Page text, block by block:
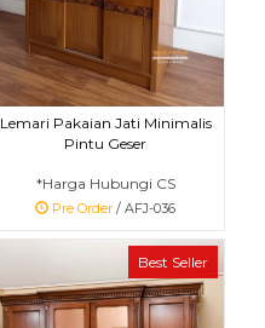
Lemari Pakaian Jati Minimalis
Pintu Geser
*Harga Hubungi CS
Pre Order / AFJ-036
Best Seller